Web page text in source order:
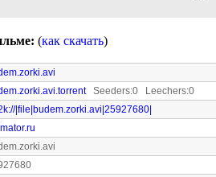
(как скачать)
Seeders:0 Leechers:0
|file|budem.zorki.avi|25927680|